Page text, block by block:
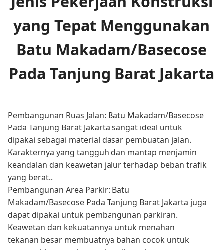
yang Tepat Menggunakan
Batu Makadam/Basecose
Pada Tanjung Barat Jakarta
Pembangunan Ruas Jalan: Batu Makadam/Basecose
Pada Tanjung Barat Jakarta sangat ideal untuk
dipakai sebagai material dasar pembuatan jalan.
Karakternya yang tangguh dan mantap menjamin
keandalan dan keawetan jalur terhadap beban trafik
yang berat..
Pembangunan Area Parkir: Batu
Makadam/Basecose Pada Tanjung Barat Jakarta juga
dapat dipakai untuk pembangunan parkiran.
Keawetan dan kekuatannya untuk menahan
tekanan besar membuatnya bahan cocok untuk